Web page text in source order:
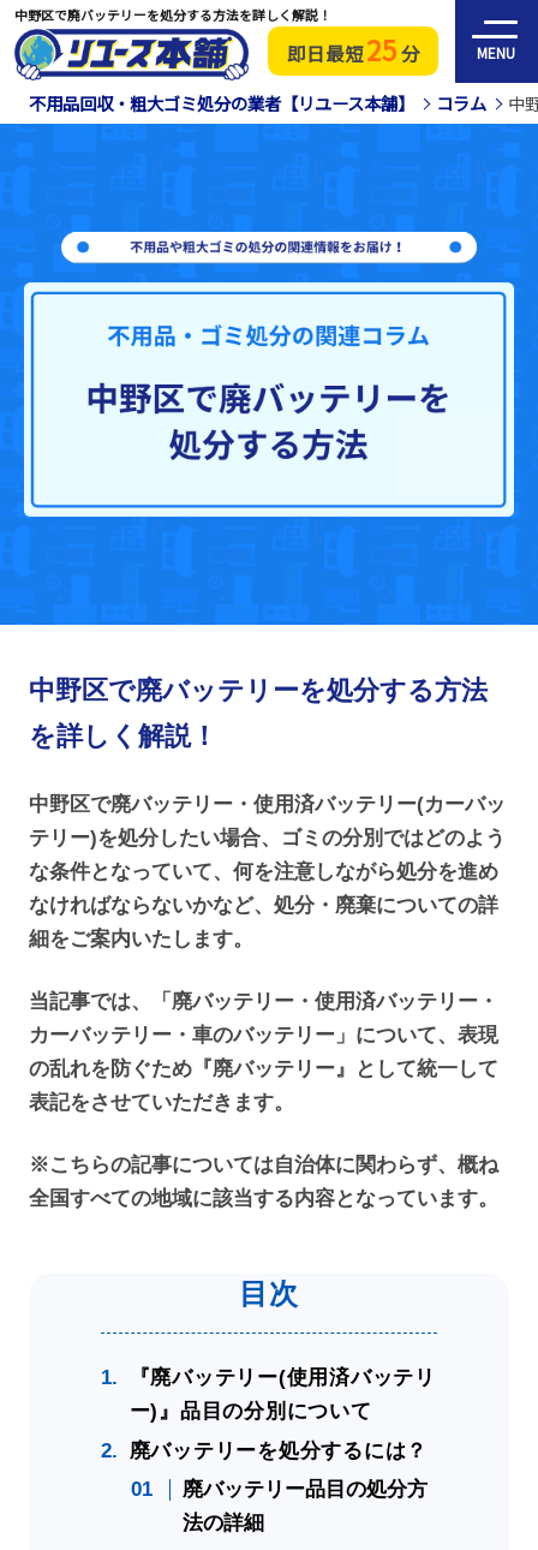
即日最短25分 MENU
中野区で廃バッテリーを処分する方法を詳しく解説！
不用品回収・粗大ゴミ処分の業者【リユース本舗】 コラム 中
中野区で廃バッテリーを処分する方法
を詳しく解説！
中野区で廃バッテリー・使用済バッテリー(カーバッ
テリー)を処分したい場合、ゴミの分別ではどのよう
な条件となっていて、何を注意しながら処分を進め
なければならないかなど、処分・廃棄についての詳
細をご案内いたします。
当記事では、「廃バッテリー・使用済バッテリー・
カーバッテリー・車のバッテリー」について、表現
の乱れを防ぐため『廃バッテリー』として統一して
表記をさせていただきます。
※こちらの記事については自治体に関わらず、概ね
全国すべての地域に該当する内容となっています。
『廃バッテリー(使用済バッテリ
ー)』品目の分別について
廃バッテリーを処分するには？
廃バッテリー品目の処分方
法の詳細